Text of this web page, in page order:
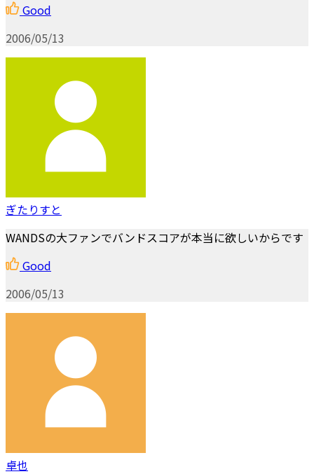
Good
2006/05/13
ぎたりすと
WANDSの大ファンでバンドスコアが本当に欲しいからです
Good
2006/05/13
卓也